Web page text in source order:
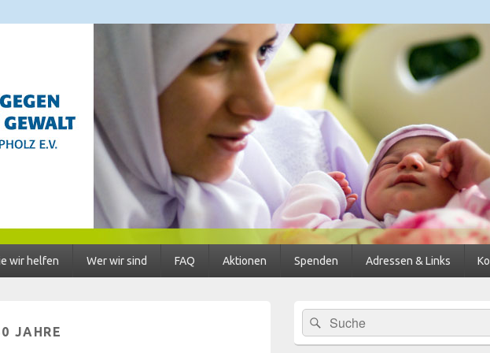
Häusliche Gewalt im Landkreis
für Frauen und Mädchen, BISS
wir helfen Wer wir sind FAQ Aktionen Spenden Adressen & Links
JAHRE
Primärer
Seitenleisten-
Widgetbereich
Suchen
nach:
Suchen